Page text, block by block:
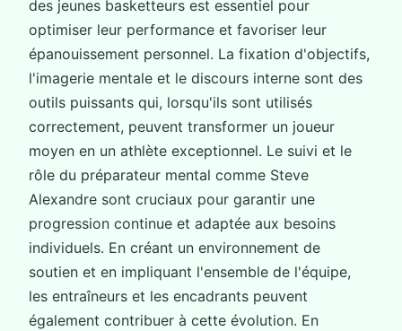
des jeunes basketteurs est essentiel pour
optimiser leur performance et favoriser leur
épanouissement personnel. La fixation d'objectifs,
l'imagerie mentale et le discours interne sont des
outils puissants qui, lorsqu'ils sont utilisés
correctement, peuvent transformer un joueur
moyen en un athlète exceptionnel. Le suivi et le
rôle du préparateur mental comme Steve
Alexandre sont cruciaux pour garantir une
progression continue et adaptée aux besoins
individuels. En créant un environnement de
soutien et en impliquant l'ensemble de l'équipe,
les entraîneurs et les encadrants peuvent
également contribuer à cette évolution. En